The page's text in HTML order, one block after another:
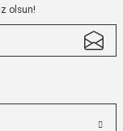
olsun!